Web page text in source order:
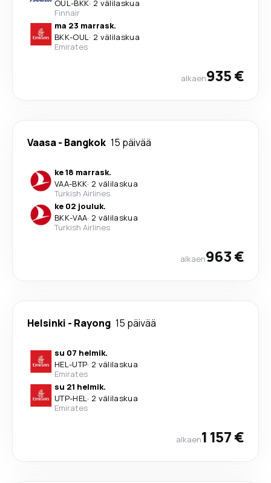
OUL-BKK· 2 välilaskua
Finnair
ma 23 marrask.
BKK-OUL· 2 välilaskua
Emirates
alkaen935 €
Vaasa- Bangkok 15 päivää
ke 18 marrask.
VAA-BKK· 2 välilaskua
Turkish Airlines
ke 02 jouluk.
BKK-VAA· 2 välilaskua
Turkish Airlines
alkaen963 €
Helsinki - Rayong 15 päivää
su 07 helmik.
HEL-UTP· 2 välilaskua
Emirates
su 21 helmik.
UTP-HEL· 2 välilaskua
Emirates
alkaen1 157 €